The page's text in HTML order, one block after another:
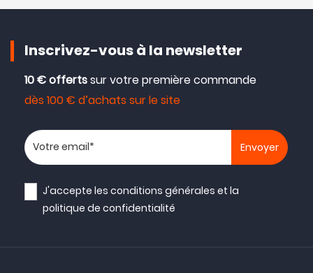
Inscrivez-vous à la newsletter
10 € offertssur votre première commande
dès 100 € d’achats sur le site
Votre adresse email
J'accepte lesconditions générales et la
politique de confidentialité